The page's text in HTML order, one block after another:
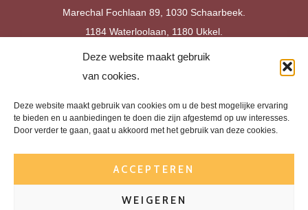
Deze website maakt gebruik
van cookies.
Deze website maakt gebruik van cookies om u de best mogelijke ervaring
te bieden en u aanbiedingen te doen die zijn afgestemd op uw interesses.
Door verder te gaan, gaat u akkoord met het gebruik van deze cookies.
ACCEPTEREN
WEIGEREN
Marechal Fochlaan 89, 1030 Schaarbeek.
1184 Waterloolaan, 1180 Ukkel.
Algemene verkoopvoorwaarden
Restitutiebeleid & herroepingsrecht
Leveringsbeleid
Juridische informatie
BE 0766.945.148